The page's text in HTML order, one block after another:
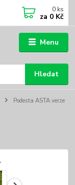
Menu
Hledat
0 ks
za 0 Kč
Podesta ASTA verze